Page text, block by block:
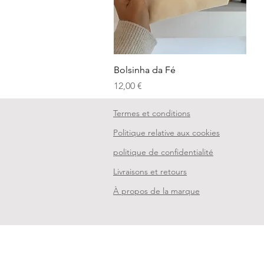
Aperçu rapide
Bolsinha da Fé
Prix
12,00 €
Termes et conditions
Politique relative aux cookies
politique de confidentialité
Livraisons et retours
À propos de la marque